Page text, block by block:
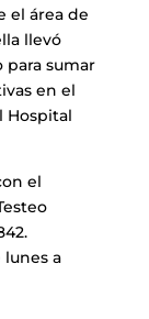
el área de
llevó
para sumar
en el
Hospital
el
lunes a